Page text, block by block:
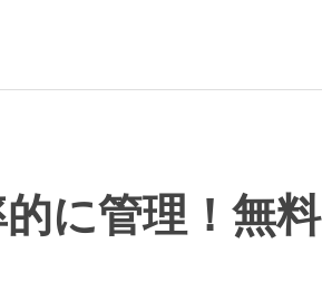
に管理！無料